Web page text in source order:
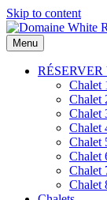
Skip to content
Domaine
White
Location
Menu
Chalet
Chalet
Chalet
Chalet
Chalet
Chalet
Chalet
Chalet